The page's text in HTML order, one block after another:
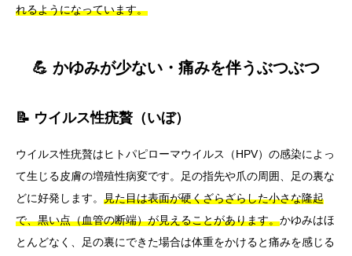
れるようになっています。
💪 かゆみが少ない・痛みを伴うぶつぶつ
📝 ウイルス性疣贅（いぼ）
ウイルス性疣贅はヒトパピローマウイルス（HPV）の感染によっ
て生じる皮膚の増殖性病変です。足の指先や爪の周囲、足の裏な
どに好発します。 見た目は表面が硬くざらざらした小さな隆起
で、黒い点（血管の断端）が見えることがあります。かゆみはほ
とんどなく、足の裏にできた場合は体重をかけると痛みを感じる